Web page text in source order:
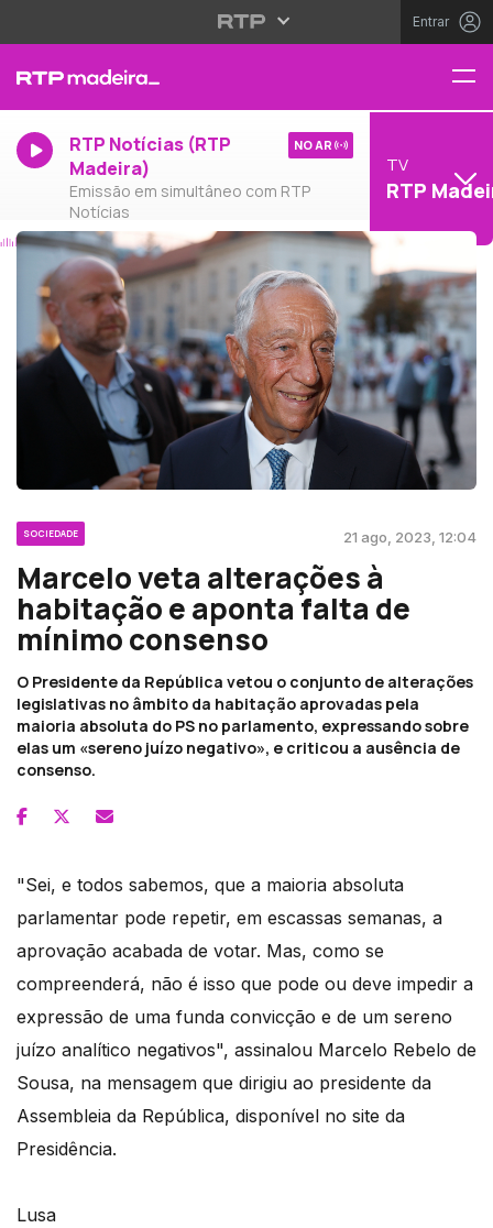
Entrar
RTP Notícias (RTP
Madeira)
Emissão em simultâneo com RTP
Notícias
NO AR
TV
RTP
SOCIEDADE 21 ago, 2023, 12:04
Marcelo veta alterações à
habitação e aponta falta de
mínimo consenso
O Presidente da República vetou o conjunto de alterações
legislativas no âmbito da habitação aprovadas pela
maioria absoluta do PS no parlamento, expressando sobre
elas um «sereno juízo negativo», e criticou a ausência de
consenso.
"Sei, e todos sabemos, que a maioria absoluta
parlamentar pode repetir, em escassas semanas, a
aprovação acabada de votar. Mas, como se
compreenderá, não é isso que pode ou deve impedir a
expressão de uma funda convicção e de um sereno
juízo analítico negativos", assinalou Marcelo Rebelo de
Sousa, na mensagem que dirigiu ao presidente da
Assembleia da República, disponível no site da
Presidência.
Lusa